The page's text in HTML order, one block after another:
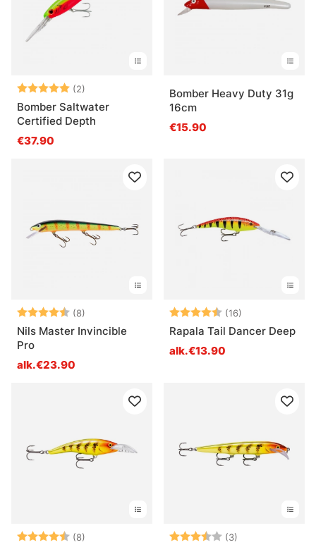
Arvio: (2)
5.0 5:sta tähdestä
Bomber Saltwater
Certified Depth
€37.90
Bomber Heavy Duty 31g
16cm
€15.90
Arvio: (8)
4.9 5:sta tähdestä
Nils Master Invincible
Pro
alk.€23.90
Arvio: (16)
Rapala Tail Dancer Deep
alk.€13.90
Arvio: (8)
4.9 5:sta tähdestäArvio: (3)